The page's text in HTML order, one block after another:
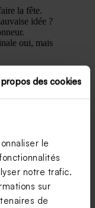
des cookies
le
notre trafic.
sur
de
la fête.
idée ?
oui, mais
comparatif par
thème de
: nos
définitif ?
faciles et